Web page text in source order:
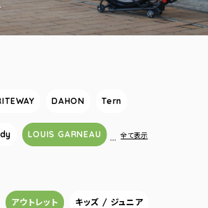
DAHON Tern
LOUIS GARNEAU … 全て表示
アウトレット キッズ / ジュニア